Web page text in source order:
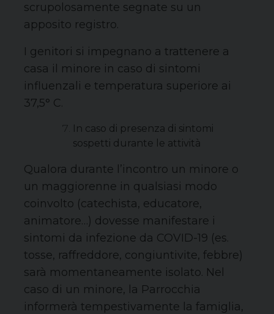
scrupolosamente segnate su un
apposito registro.
I genitori si impegnano a trattenere a
casa il minore in caso di sintomi
influenzali e temperatura superiore ai
37,5° C.
In caso di presenza di sintomi
sospetti durante le attività
Qualora durante l’incontro un minore o
un maggiorenne in qualsiasi modo
coinvolto (catechista, educatore,
animatore…) dovesse manifestare i
sintomi da infezione da COVID-19 (es.
tosse, raffreddore, congiuntivite, febbre)
sarà momentaneamente isolato. Nel
caso di un minore, la Parrocchia
informerà tempestivamente la famiglia,